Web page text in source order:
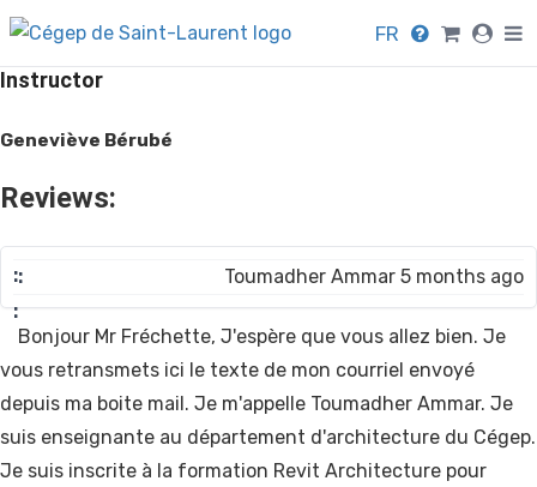
FR
Instructor
Geneviève Bérubé
Reviews:
Toumadher Ammar 5 months ago
Bonjour Mr Fréchette, J'espère que vous allez bien. Je
vous retransmets ici le texte de mon courriel envoyé
depuis ma boite mail. Je m'appelle Toumadher Ammar. Je
suis enseignante au département d'architecture du Cégep.
Je suis inscrite à la formation Revit Architecture pour